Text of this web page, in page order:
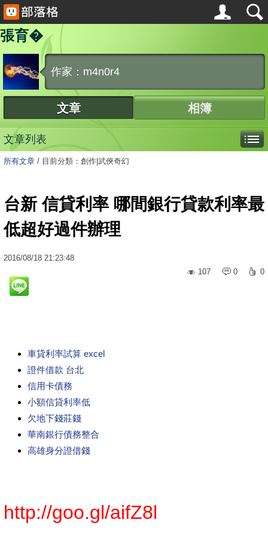
張育�
作家：m4n0r4
文章 相簿
文章列表
所有文章 / 目前分類：創作|武俠奇幻
台新 信貸利率 哪間銀行貸款利率最
低超好過件辦理
2016/08/18 21:23:48
107
0 0
車貸利率試算 excel
證件借款 台北
信用卡債務
小額信貸利率低
欠地下錢莊錢
華南銀行債務整合
高雄身分證借錢
http://goo.gl/aifZ8l